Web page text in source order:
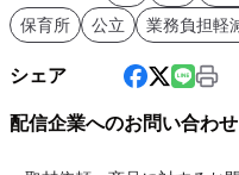
保育所
公立 業務負担軽
シェア
配信企業へのお問い合わせ